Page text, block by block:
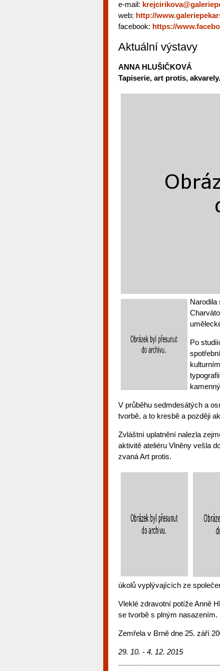
e-mail:
web: http://
facebook: https://
Aktuální výstavy
ANNA HLUŠIČKOVÁ
Tapiserie, art protis, akvarely.
Narodila
Po
V průběhu sedmdesátých a
tvorbě, a to kresbě a později
Zvláštní uplatnění nalezla
aktivitě ateliéru Vlněny vešla
zvaná Art protis.
úkolů vyplývajících ze
Vleklé zdravotní potíže Anně
se tvorbě s plným nasazením.
Zemřela v Brně dne 25. září
29. 10. - 4. 12. 2015